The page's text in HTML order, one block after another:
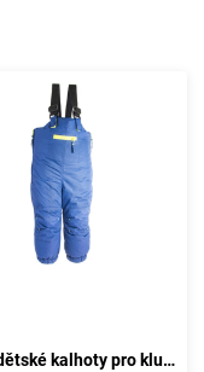
Zimní dětské kalhoty pro kluky, Pidilidi, PD1083-04, azurová - velikost 98 | 3 roky